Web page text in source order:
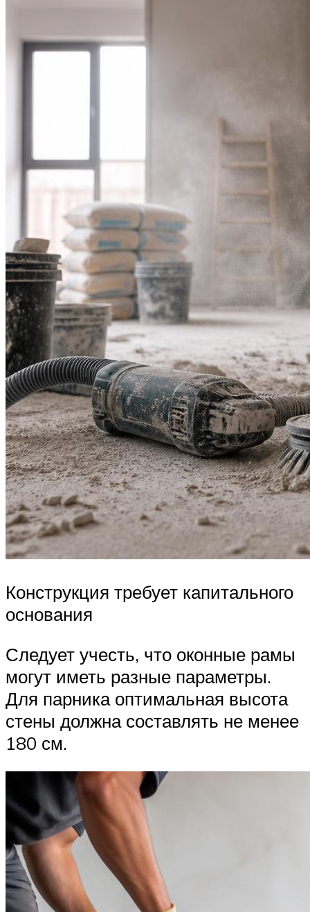
Конструкция требует капитального
основания
Следует учесть, что оконные рамы
могут иметь разные параметры.
Для парника оптимальная высота
стены должна составлять не менее
180 см.